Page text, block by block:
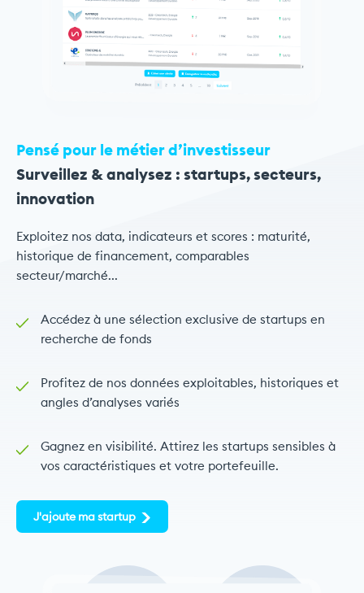
Pensé pour le métier d’investisseur
Surveillez & analysez : startups, secteurs,
innovation
Exploitez nos data, indicateurs et scores : maturité,
historique de financement, comparables
secteur/marché...
Accédez à une sélection exclusive de startups en
recherche de fonds
Profitez de nos données exploitables, historiques et
angles d’analyses variés
Gagnez en visibilité. Attirez les startups sensibles à
vos caractéristiques et votre portefeuille.
J'ajoute ma startup